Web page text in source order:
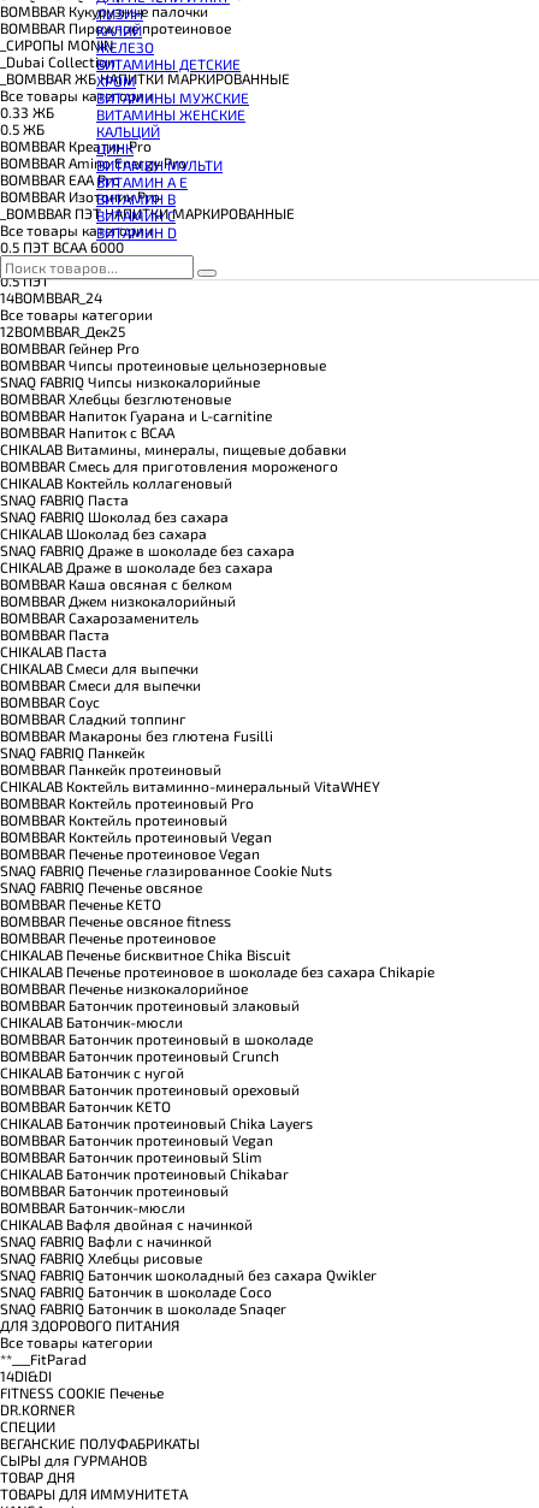
КРЕАТИН
ПОЛЕЗНЫЕ ЖИРЫ
ПРОТЕИН
ПРОТЕИНОВОЕ ПЕЧЕНЬЕ
ПРОТЕИНОВЫЕ БАТОНЧИКИ
ПРОТЕИНОВЫЕ КАШИ
ТЕСТОБУСТЕРЫ
ЦИТРУЛЛИН МАЛАТ
ПРЕДТРЕНИРОВОЧНЫЕ КОМПЛЕКСЫ
ЭНЕРГЕТИКИ И ЖИРОСЖИГАТЕЛИ#
ЛИЗИН
КАЛИЙ
ЖЕЛЕЗО
ВИТАМИНЫ ДЕТСКИЕ
ХРОМ
ВИТАМИНЫ МУЖСКИЕ
ВИТАМИНЫ ЖЕНСКИЕ
КАЛЬЦИЙ
ЦИНК
ВИТАМИН МУЛЬТИ
ВИТАМИН A E
ВИТАМИН B
ВИТАМИН C
ВИТАМИН D
BOMBBAR Кукурузные палочки
BOMBBAR Пирожное протеиновое
_CИРОПЫ MONIN
_Dubai Collection
_BOMBBAR ЖБ НАПИТКИ МАРКИРОВАННЫЕ
Все товары категории
0.33 ЖБ
0.5 ЖБ
BOMBBAR Креатин Pro
BOMBBAR Amino Energy Pro
BOMBBAR EAA Pro
BOMBBAR Изотоник Pro
_BOMBBAR ПЭТ НАПИТКИ МАРКИРОВАННЫЕ
Все товары категории
0.5 ПЭТ ВСАА 6000
0.1 ПЭТ
0.5 ПЭТ
14BOMBBAR_24
Все товары категории
12BOMBBAR_Дек25
BOMBBAR Гейнер Pro
BOMBBAR Чипсы протеиновые цельнозерновые
SNAQ FABRIQ Чипсы низкокалорийные
BOMBBAR Хлебцы безглютеновые
BOMBBAR Напиток Гуарана и L-carnitine
BOMBBAR Напиток с BCAA
CHIKALAB Витамины, минералы, пищевые добавки
BOMBBAR Смесь для приготовления мороженого
CHIKALAB Коктейль коллагеновый
SNAQ FABRIQ Паста
SNAQ FABRIQ Шоколад без сахара
CHIKALAB Шоколад без сахара
SNAQ FABRIQ Драже в шоколаде без сахара
CHIKALAB Драже в шоколаде без сахара
BOMBBAR Каша овсяная с белком
BOMBBAR Джем низкокалорийный
BOMBBAR Сахарозаменитель
BOMBBAR Паста
CHIKALAB Паста
CHIKALAB Смеси для выпечки
BOMBBAR Смеси для выпечки
BOMBBAR Соус
BOMBBAR Сладкий топпинг
BOMBBAR Макароны без глютена Fusilli
SNAQ FABRIQ Панкейк
BOMBBAR Панкейк протеиновый
CHIKALAB Коктейль витаминно-минеральный VitaWHEY
BOMBBAR Коктейль протеиновый Pro
BOMBBAR Коктейль протеиновый
BOMBBAR Коктейль протеиновый Vegan
BOMBBAR Печенье протеиновое Vegan
SNAQ FABRIQ Печенье глазированное Cookie Nuts
SNAQ FABRIQ Печенье овсяное
BOMBBAR Печенье KETO
BOMBBAR Печенье овсяное fitness
BOMBBAR Печенье протеиновое
CHIKALAB Печенье бисквитное Chika Biscuit
CHIKALAB Печенье протеиновое в шоколаде без сахара Chikapie
BOMBBAR Печенье низкокалорийное
BOMBBAR Батончик протеиновый злаковый
CHIKALAB Батончик-мюсли
BOMBBAR Батончик протеиновый в шоколаде
BOMBBAR Батончик протеиновый Crunch
CHIKALAB Батончик с нугой
BOMBBAR Батончик протеиновый ореховый
BOMBBAR Батончик KETO
CHIKALAB Батончик протеиновый Chika Layers
BOMBBAR Батончик протеиновый Vegan
BOMBBAR Батончик протеиновый Slim
CHIKALAB Батончик протеиновый Chikabar
BOMBBAR Батончик протеиновый
BOMBBAR Батончик-мюсли
CHIKALAB Вафля двойная с начинкой
SNAQ FABRIQ Вафли с начинкой
SNAQ FABRIQ Хлебцы рисовые
SNAQ FABRIQ Батончик шоколадный без сахара Qwikler
SNAQ FABRIQ Батончик в шоколаде Coco
SNAQ FABRIQ Батончик в шоколаде Snaqer
ДЛЯ ЗДОРОВОГО ПИТАНИЯ
Все товары категории
**___FitParad
14DI&DI
FITNESS COOKIE Печенье
DR.KORNER
СПЕЦИИ
ВЕГАНСКИЕ ПОЛУФАБРИКАТЫ
СЫРЫ для ГУРМАНОВ
TОВАР ДНЯ
TОВАРЫ ДЛЯ ИММУНИТЕТА